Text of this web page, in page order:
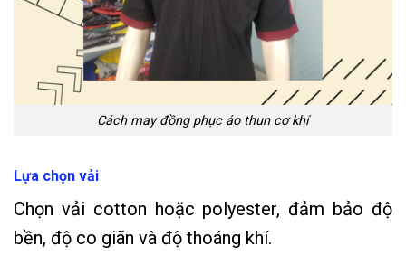
Cách may đồng phục áo thun cơ khí
Lựa chọn vải
Chọn vải cotton hoặc polyester, đảm bảo độ
bền, độ co giãn và độ thoáng khí.